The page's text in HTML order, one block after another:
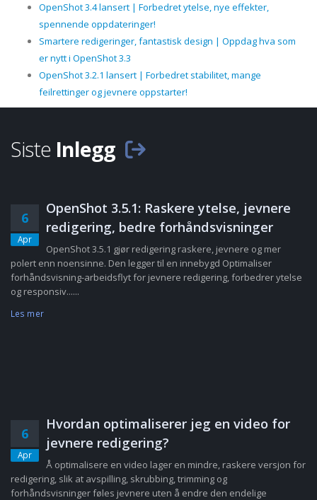
OpenShot 3.4 lansert | Forbedret ytelse, nye effekter,
spennende oppdateringer!
Smartere redigeringer, fantastisk design | Oppdag hva som
er nytt i OpenShot 3.3
OpenShot 3.2.1 lansert | Forbedret stabilitet, mange
feilrettinger og jevnere oppstarter!
Siste Inlegg
6
Apr
OpenShot 3.5.1: Raskere ytelse, jevnere
redigering, bedre forhåndsvisninger
OpenShot 3.5.1 gjør redigering raskere, jevnere og mer
polert enn noensinne. Den legger til en innebygd Optimaliser
forhåndsvisning-arbeidsflyt for jevnere redigering, forbedrer ytelse
og responsiv......
Les mer
6
Apr
Hvordan optimaliserer jeg en video for
jevnere redigering?
Å optimalisere en video lager en mindre, raskere versjon for
redigering, slik at avspilling, skrubbing, trimming og
forhåndsvisninger føles jevnere uten å endre den endelige